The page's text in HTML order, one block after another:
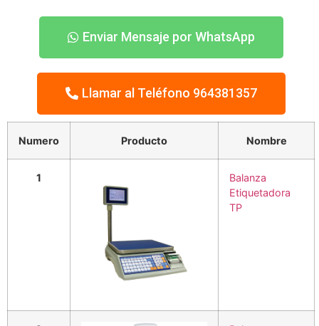
Enviar Mensaje por WhatsApp
Llamar al Teléfono 964381357
Numero Producto Nombre
1
Balanza
Etiquetadora
TP